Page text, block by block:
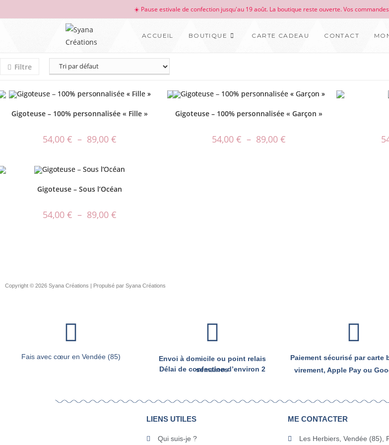
☀️ Pause estivale de confection jusqu'au 19 août. La boutique reste ouverte. Vos
ACCUEIL BOUTIQUE CARTE CADEAU CONTACT
Filtre
Gigoteuse – 100% personnalisée « Fille »
54,00 € – 89,00 €
Gigoteuse – 100% personnalisée « Garçon »
54,00 € – 89,00 €
Gigoteuse – Sous l’Océan
54,00 € – 89,00 €
Copyright © 2026 Syana Créations | Propulsé par Syana Créations
Fais avec cœur en Vendée (85)
Envoi à domicile ou point relais
Délai de confection d’environ 2 semaines
Paiement sécurisé par carte
virement, Apple Pay ou
LIENS UTILES
Qui suis-je ?
ME CONTACTER
Les Herbiers, Vendée (85),